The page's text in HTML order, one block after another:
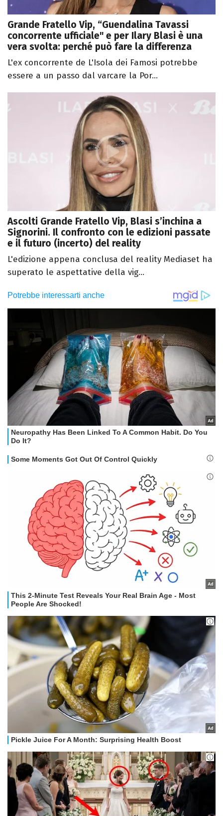
Grande Fratello Vip, “Guendalina Tavassi
concorrente ufficiale" e per Ilary Blasi è una
vera svolta: perché può fare la differenza
L'ex concorrente de L'Isola dei Famosi potrebbe
essere a un passo dal varcare la Por...
Ascolti Grande Fratello Vip, Blasi s’inchina a
Signorini. Il confronto con le edizioni passate
e il futuro (incerto) del reality
L'edizione appena conclusa del reality Mediaset ha
superato le aspettative della vig...